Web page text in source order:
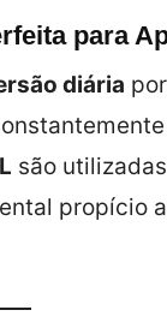
para
diária
são
propício